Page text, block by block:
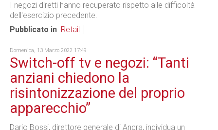
I negozi diretti hanno recuperato rispetto alle difficoltà
dell'esercizio precedente.
Pubblicato in Retail
Domenica, 13 Marzo 2022 17:49
Switch-off tv e negozi: “Tanti
anziani chiedono la
risintonizzazione del proprio
apparecchio”
Dario Bossi, direttore generale di Ancra, individua un